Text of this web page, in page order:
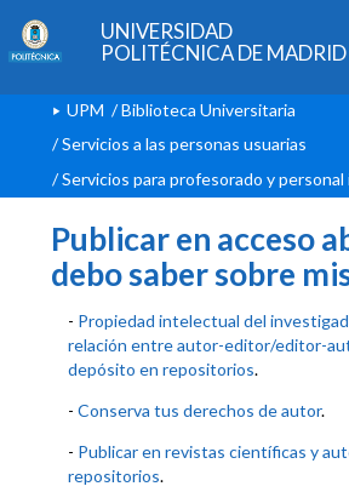
UNIVERSIDAD
POLITÉCNICA DE MADRID
UPM /Biblioteca Universitaria
/Servicios a las personas usuarias
/ Servicios para profesorado y
Publicar en acceso
debo saber sobre
- Propiedad intelectual del
relación entre autor-editor/editor-
depósito en repositorios.
- Conserva tus derechos de autor.
- Publicar en revistas científicas y
repositorios.